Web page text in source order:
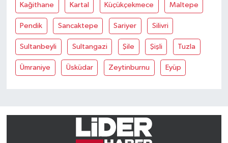
Kağithane Kartal Küçükçekmece Maltepe
Pendik Sancaktepe Sariyer Silivri
Sultanbeyli Sultangazi Şile Şişli Tuzla
Ümraniye Üsküdar Zeytinburnu Eyüp